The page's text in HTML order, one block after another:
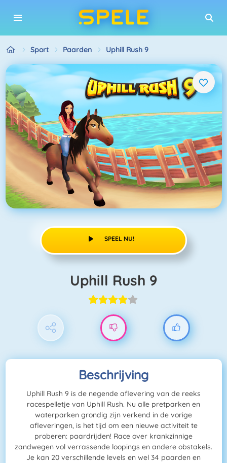
Sport Paarden Uphill Rush 9
SPEEL NU!
Uphill Rush 9
Beschrijving
Uphill Rush 9 is de negende aflevering van de reeks
racespelletje van Uphill Rush. Nu alle pretparken en
waterparken grondig zijn verkend in de vorige
afleveringen, is het tijd om een nieuwe activiteit te
proberen: paardrijden! Race over krankzinnige
zandwegen vol verrassende loopings en andere obstakels.
Je kan 20 verschillende levels en wel 34 paarden en